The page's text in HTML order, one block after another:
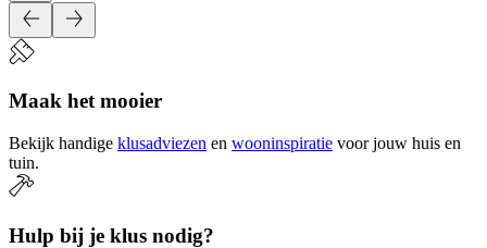
Maak het mooier
Bekijk handige klusadviezen en wooninspiratie voor jouw huis en
tuin.
Hulp bij je klus nodig?